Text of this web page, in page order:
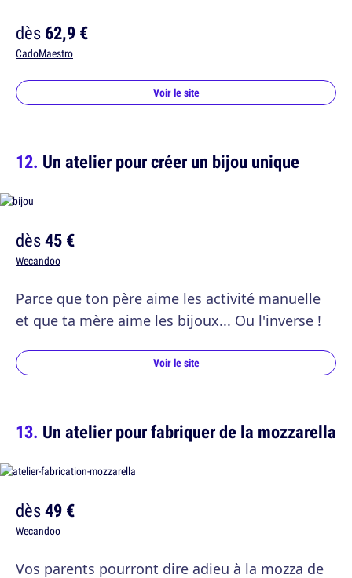
dès62,9 €
CadoMaestro
Voir le site
Un atelier pour créer un bijou unique
dès45 €
Wecandoo
Parce que ton père aime les activité manuelle
et que ta mère aime les bijoux... Ou l'inverse !
Voir le site
Un atelier pour fabriquer de la mozzarella
dès49 €
Wecandoo
Vos parents pourront dire adieu à la mozza de